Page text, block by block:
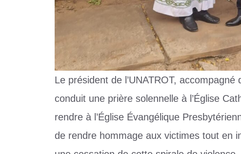
Le président de l’UNATROT,
conduit une prière solennelle à l’Église
rendre à l’Église Évangélique
de rendre hommage aux victimes tout en